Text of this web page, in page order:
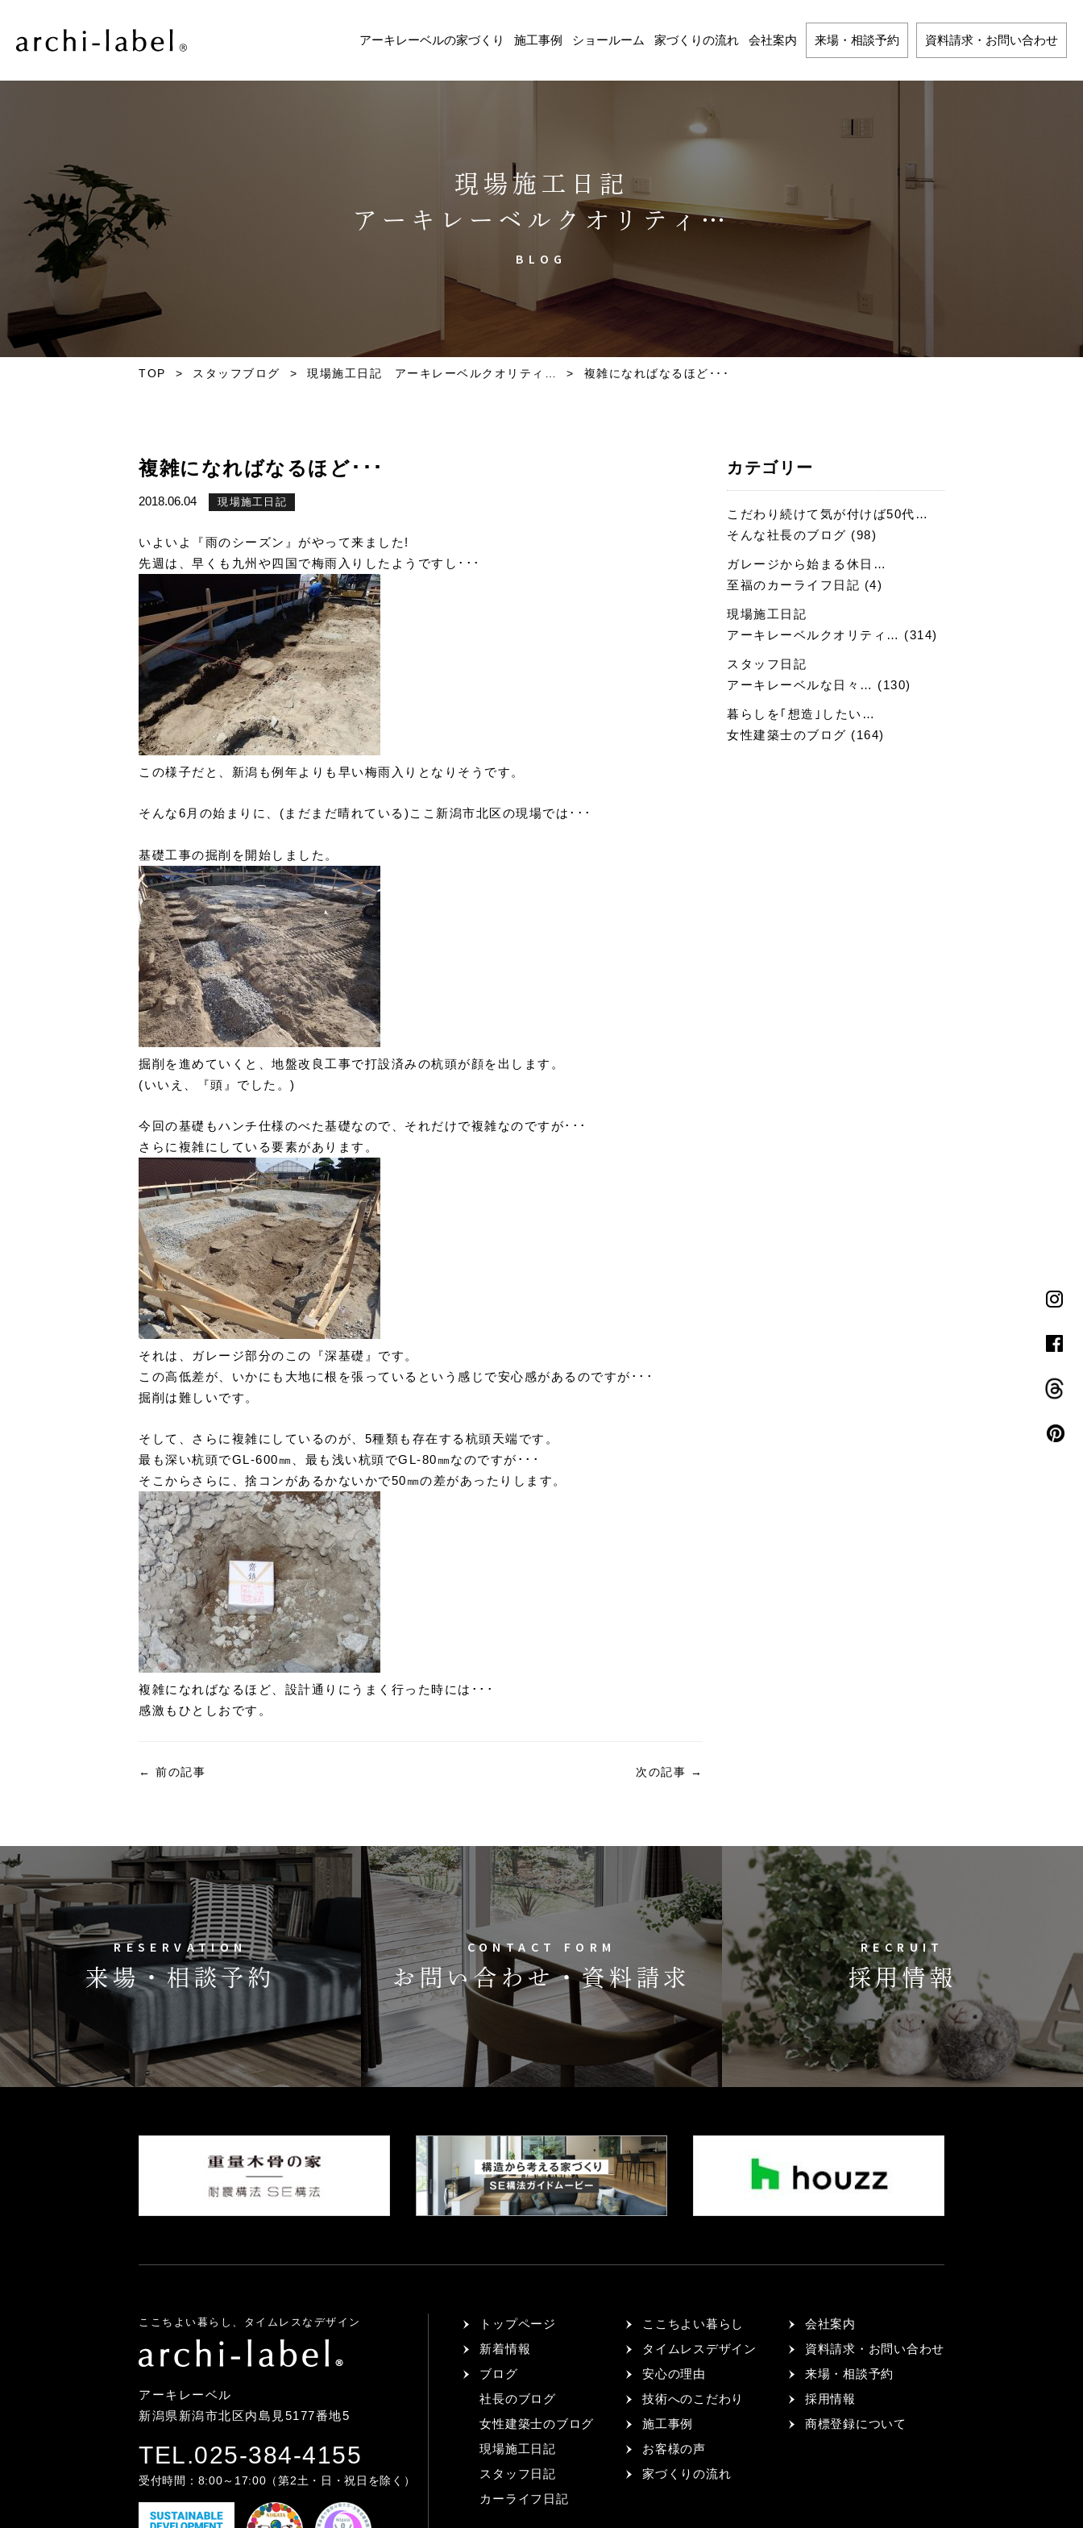
アーキレーベルの家づくり 施工事例 ショールーム 家づくりの流れ 会社案内 来場・相談予約 資料請求・お問い合わせ
現場施工日記
アーキレーベルクオリティ…
BLOG
TOP > スタッフブログ > 現場施工日記 アーキレーベルクオリティ… > 複雑になればなるほど･･･
複雑になればなるほど･･･
2018.06.04 現場施工日記
いよいよ『雨のシーズン』がやって来ました!
先週は、早くも九州や四国で梅雨入りしたようですし･･･
この様子だと、新潟も例年よりも早い梅雨入りとなりそうです。
そんな6月の始まりに、(まだまだ晴れている)ここ新潟市北区の現場では･･･
基礎工事の掘削を開始しました。
掘削を進めていくと、地盤改良工事で打設済みの杭頭が顔を出します。
(いいえ、『頭』でした。)
今回の基礎もハンチ仕様のべた基礎なので、それだけで複雑なのですが･･･
さらに複雑にしている要素があります。
それは、ガレージ部分のこの『深基礎』です。
この高低差が、いかにも大地に根を張っているという感じで安心感があるのですが･･･
掘削は難しいです。
そして、さらに複雑にしているのが、5種類も存在する杭頭天端です。
最も深い杭頭でGL-600㎜、最も浅い杭頭でGL-80㎜なのですが･･･
そこからさらに、捨コンがあるかないかで50㎜の差があったりします。
複雑になればなるほど、設計通りにうまく行った時には･･･
感激もひとしおです。
← 前の記事 次の記事 →
カテゴリー
こだわり続けて気が付けば50代…
そんな社長のブログ (98)
ガレージから始まる休日…
至福のカーライフ日記 (4)
現場施工日記
アーキレーベルクオリティ… (314)
スタッフ日記
アーキレーベルな日々… (130)
暮らしを｢想造｣したい…
女性建築士のブログ (164)
RESERVATION
来場・相談予約
CONTACT FORM
お問い合わせ・資料請求
RECRUIT
採用情報
ここちよい暮らし、タイムレスなデザイン
アーキレーベル
新潟県新潟市北区内島見5177番地5
TEL.025-384-4155
受付時間：8:00～17:00（第2土・日・祝日を除く）
トップページ
新着情報
ブログ
社長のブログ
女性建築士のブログ
現場施工日記
スタッフ日記
カーライフ日記
ここちよい暮らし
タイムレスデザイン
安心の理由
技術へのこだわり
施工事例
お客様の声
家づくりの流れ
会社案内
資料請求・お問い合わせ
来場・相談予約
採用情報
商標登録について